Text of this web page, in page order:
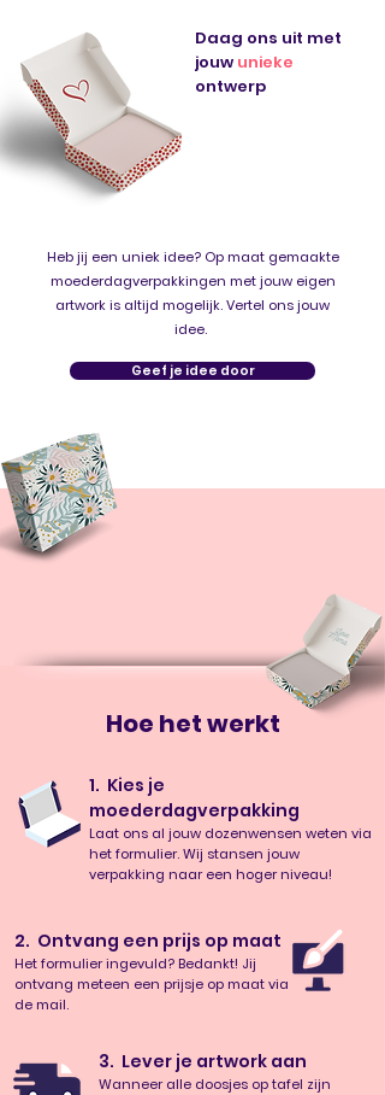
Daag ons uit met
jouw unieke
ontwerp
Heb jij een uniek idee? Op maat gemaakte
moederdagverpakkingen met jouw eigen
artwork is altijd mogelijk. Vertel ons jouw
idee.
Geef je idee door
1. Kies je
moederdagverpakking
Laat ons al jouw dozenwensen weten via
het formulier.Wij stansen jouw
verpakking naareen hoger niveau!
2. Ontvang een prijs op maat
Het formulier ingevuld? Bedankt! Jij
ontvang meteen een prijsje op maat via
de mail.
3. Lever je artwork aan
Wanneer alle doosjes op tafel zijn
Hoe het werkt